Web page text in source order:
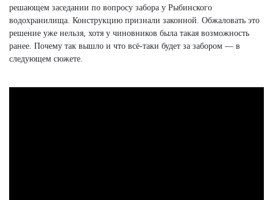
решающем заседании по вопросу забора у Рыбинского
водохранилища. Конструкцию признали законной. Обжаловать это
решение уже нельзя, хотя у чиновников была такая возможность
ранее. Почему так вышло и что всё-таки будет за забором — в
следующем сюжете.